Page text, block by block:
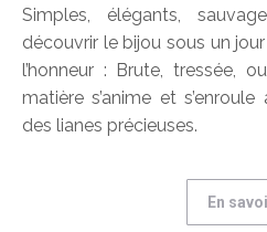
Simples, élégants,
découvrir le bijou sous un
l’honneur :
Brute, tressée,
matière s’anime et
des lianes précieuses.
En